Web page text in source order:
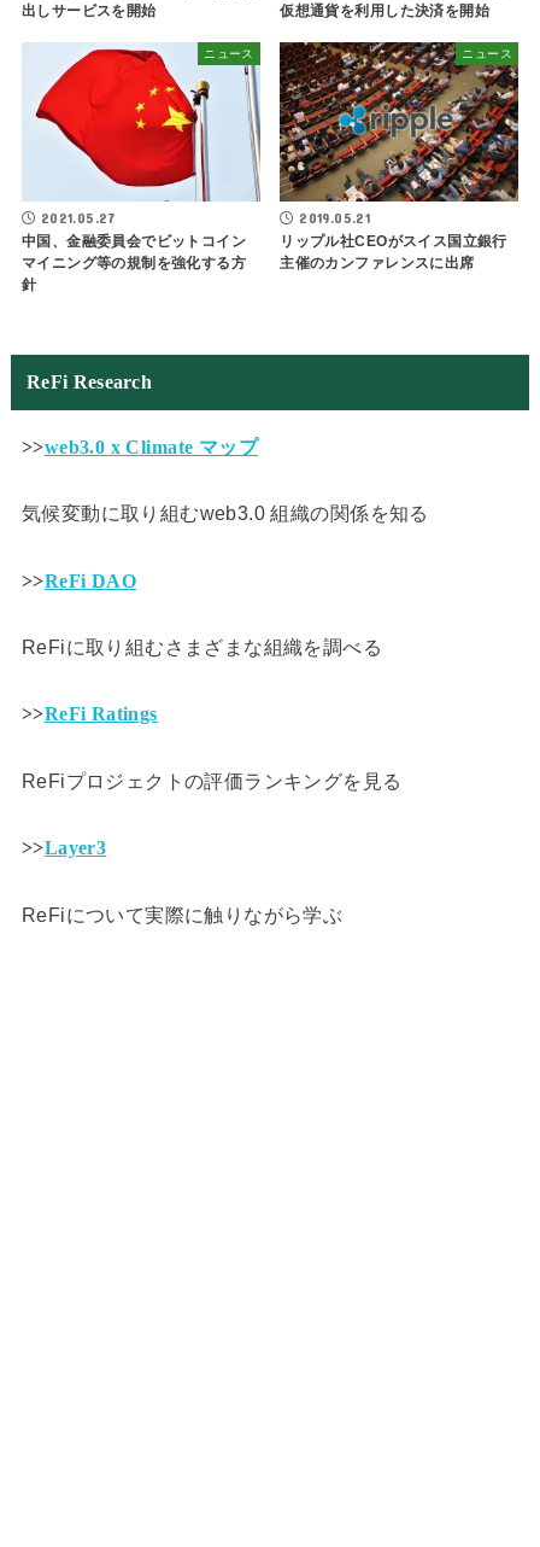
出しサービスを開始
仮想通貨を利用した決済を開始
ニュース
2021.05.27
中国、金融委員会でビットコイン
マイニング等の規制を強化する方
針
ニュース
2019.05.21
リップル社CEOがスイス国立銀行
主催のカンファレンスに出席
ReFi Research
>>web3.0 x Climate マップ
気候変動に取り組むweb3.0 組織の関係を知る
>>ReFi DAO
ReFiに取り組むさまざまな組織を調べる
>>ReFi Ratings
ReFiプロジェクトの評価ランキングを見る
>>Layer3
ReFiについて実際に触りながら学ぶ